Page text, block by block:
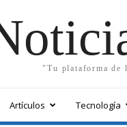
"Tu plataforma de
Artículos Tecnología